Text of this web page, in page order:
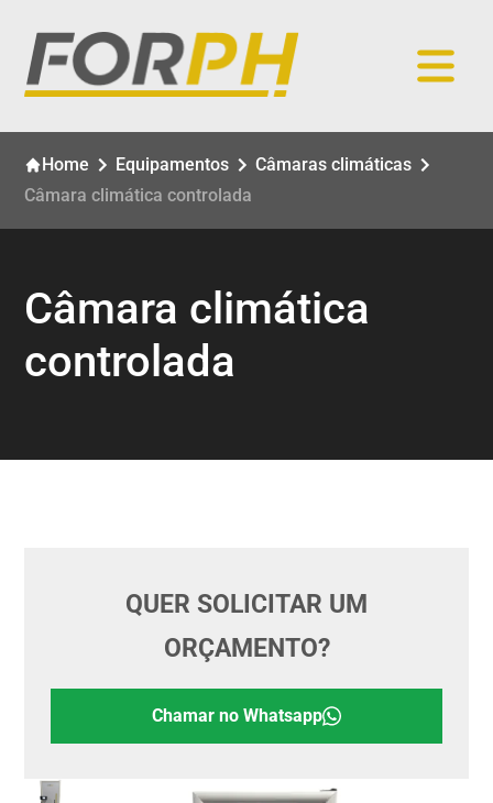
Home Equipamentos
Câmaras climáticas
Câmara climática controlada
Câmara climática
controlada
QUER SOLICITAR UM
ORÇAMENTO?
Chamar no Whatsapp